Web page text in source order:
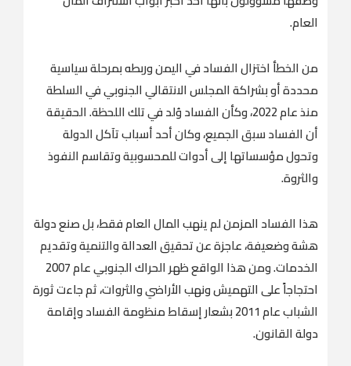
العام.
من الخطأ اختزال الفساد في اليمن وربطه بمرحلة سياسية
محددة أو بشراكة المجلس الانتقالي الجنوبي في السلطة
منذ عام 2022، وكأن الفساد وُلد في تلك اللحظة. الحقيقة
أن الفساد سبق الجميع، وكان أحد أسباب تآكل الدولة
وتحول مؤسساتها إلى أدوات للمحسوبية وتقاسم النفوذ
والثروة.
هذا الفساد المزمن لم ينهب المال العام فقط، بل صنع دولة
هشة وضعيفة، عاجزة عن تحقيق العدالة والتنمية وتقديم
الخدمات. ومن هذا الواقع ظهر الحراك الجنوبي عام 2007
احتجاجاً على التهميش ونهب الأراضي والثروات، ثم جاءت ثورة
الشباب عام 2011 بشعار إسقاط منظومة الفساد وإقامة
دولة القانون.